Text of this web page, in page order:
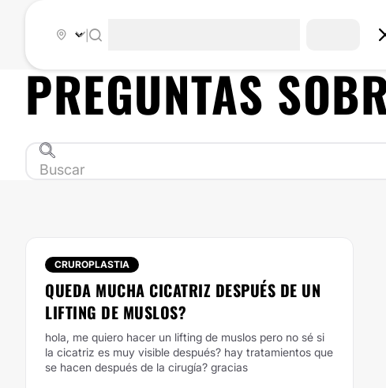
PREGUNTAS
CRUROPLASTIA
QUEDA MUCHA CICATRIZ DESPUÉS DE UN
LIFTING DE MUSLOS?
hola, me quiero hacer un lifting de muslos pero no sé si
la cicatriz es muy visible después? hay tratamientos que
se hacen después de la cirugía? gracias